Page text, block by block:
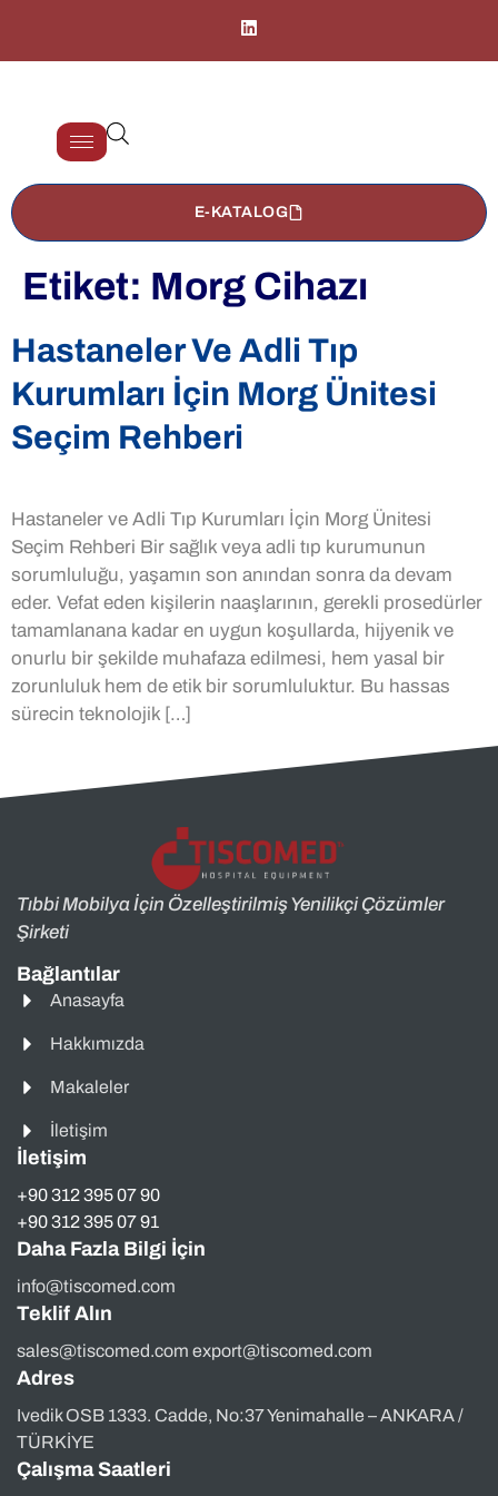
E-KATALOG
Etiket: Morg Cihazı
Hastaneler Ve Adli Tıp
Kurumları İçin Morg Ünitesi
Seçim Rehberi
Hastaneler ve Adli Tıp Kurumları İçin Morg Ünitesi
Seçim Rehberi Bir sağlık veya adli tıp kurumunun
sorumluluğu, yaşamın son anından sonra da devam
eder. Vefat eden kişilerin naaşlarının, gerekli prosedürler
tamamlanana kadar en uygun koşullarda, hijyenik ve
onurlu bir şekilde muhafaza edilmesi, hem yasal bir
zorunluluk hem de etik bir sorumluluktur. Bu hassas
sürecin teknolojik […]
Tıbbi Mobilya İçin Özelleştirilmiş Yenilikçi Çözümler
Şirketi
Bağlantılar
Anasayfa
Hakkımızda
Makaleler
İletişim
İletişim
+90 312 395 07 90
+90 312 395 07 91
Daha Fazla Bilgi İçin
info@tiscomed.com
Teklif Alın
sales@tiscomed.com export@tiscomed.com
Adres
Ivedik OSB 1333. Cadde, No:37 Yenimahalle – ANKARA /
TÜRKİYE
Çalışma Saatleri